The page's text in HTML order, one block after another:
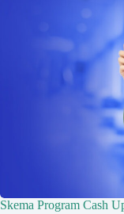
Skema Program Cash